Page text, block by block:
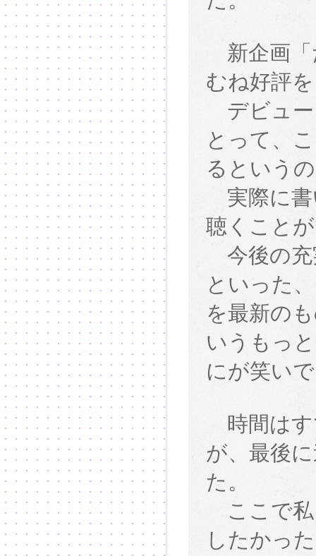
新企画「
むね好評
デビュー
とって、
るという
実際に書
聴くこと
今後の充
といった
を最新の
いうもっ
にが笑い
時間はす
が、最後
た。
ここで私
したかっ